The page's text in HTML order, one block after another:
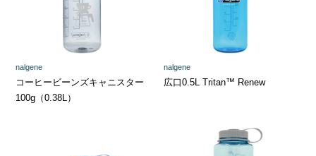
nalgene
コーヒービーンズキャニスター
100g（0.38L）
nalgene
広口0.5L Tritan™ Renew